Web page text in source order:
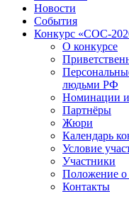
Новости
События
Конкурс «СОС-
О конкурсе
людьми РФ
Номинации
Партнёры
Жюри
Календарь
Условие
Участники
Положение о
Контакты